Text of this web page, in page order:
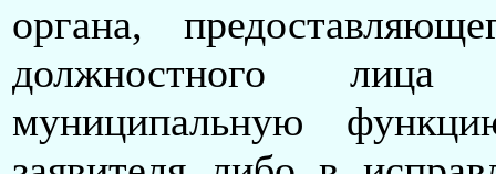
органа,
должностного лица
муниципальную